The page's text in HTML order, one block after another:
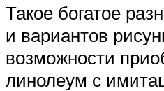
Такое богатое
и вариантов
возможности
линолеум с